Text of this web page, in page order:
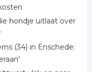
hondje uitlaat over
(34) in Enschede: